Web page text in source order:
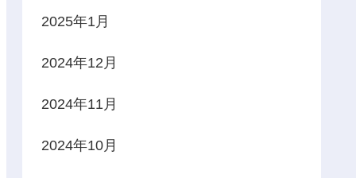
2025年1月
2024年12月
2024年11月
2024年10月